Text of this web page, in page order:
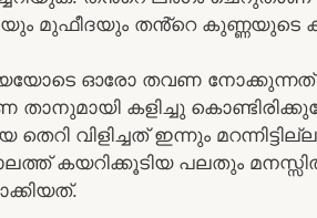
മുഫീദയും തൻ്റെ കുണ്ണയുടെ
ഓരോ തവണ നോക്കുന്നത്
കളിച്ചു
തെറി വിളിച്ചത് ഇന്നും
കയറിക്കൂടിയ പലതും